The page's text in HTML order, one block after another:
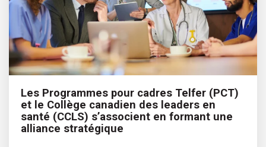
Les Programmes pour cadres Telfer (PCT)
et le Collège canadien des leaders en
santé (CCLS) s’associent en formant une
alliance stratégique